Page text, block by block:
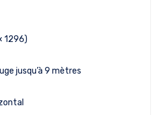
1296)
jusqu’à 9 mètres